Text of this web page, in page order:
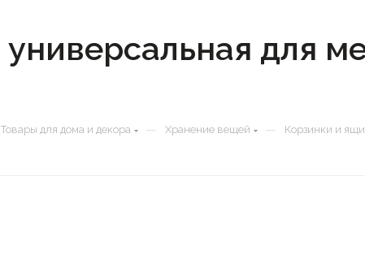
для
Товары для дома и декора — Хранение вещей — Корзинки и